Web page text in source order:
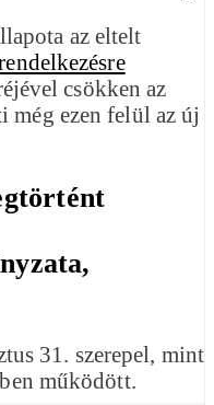
az eltelt
csökken az
még ezen felül az új
31. szerepel, mint
működött.